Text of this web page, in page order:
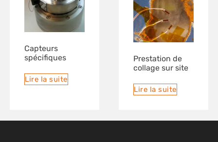
Capteurs
spécifiques
Lire la suite
Prestation de
collage sur site
Lire la suite